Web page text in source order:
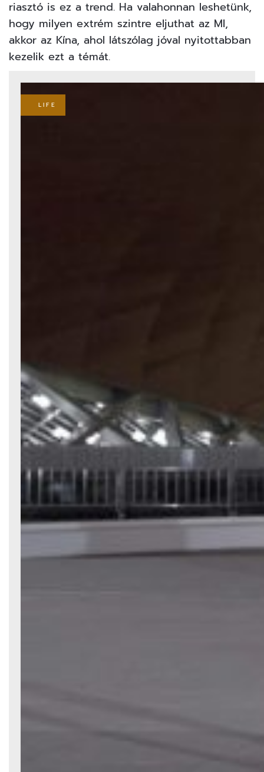
riasztó is ez a trend. Ha valahonnan leshetünk,
hogy milyen extrém szintre eljuthat az MI,
akkor az Kína, ahol látszólag jóval nyitottabban
kezelik ezt a témát.
LIFE